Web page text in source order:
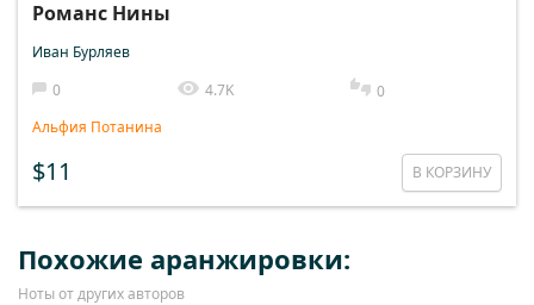
Романс Нины
Иван Бурляев
0
4.7K
0
Альфия Потанина
$11 В КОРЗИНУ
Похожие аранжировки:
Ноты от других авторов